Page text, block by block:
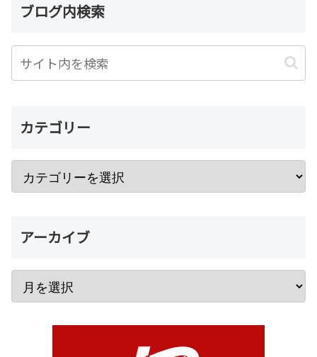
ブログ内検索
カテゴリー
アーカイブ